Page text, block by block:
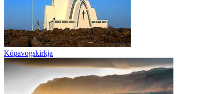
Kópavogskirkja